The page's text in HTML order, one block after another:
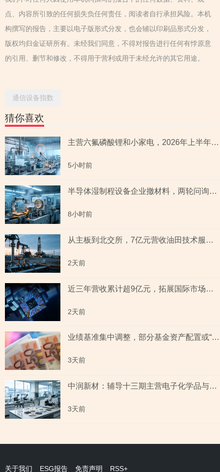
点、内容所引致的任何损失负任何责任，阅读者自行承担风险。本机
构撰写的报告，主要以电子版形式分发，也会辅以印刷品形式分发，
版权均归金证研所有。未经我们同意，不得对报告进行任何有悖原意
的引用、删节和修改，不得用于营利或用于未经允许的其它用途。
通信设备指数
猜你喜欢
主营六氟磷酸锂和小家电，2026年上半年预测盈利超2亿元，虚增收入被ST背后子公司未完成业绩承诺
5小时前
半导体湿制程设备企业撤材料，两轮问询聚焦收入确认时点准确性，原材料采购公允性引关注
8小时前
从主板到北交所，7亿元营收油田技术服务商两次撤单，募投项目必要性与核心技术竞争力遭“拷问”
2天前
近三年营收累计超9亿元，拓展国际市场背后外销收入合计六百余万元，辅导期间参与高校牵头的重点研发项目，大客户股东或与该高校人员“同名”
2天前
业绩基准集中调整，部分基金资产配置或“偏离”基准，最近一年末基金经理自持份额回落
3天前
中润新材：辅导十三期主营电子化学品与纳米材料 下游覆盖半导体与新能源电池赛道
3天前
关于我们 ESG报告 免责声明 RSS+